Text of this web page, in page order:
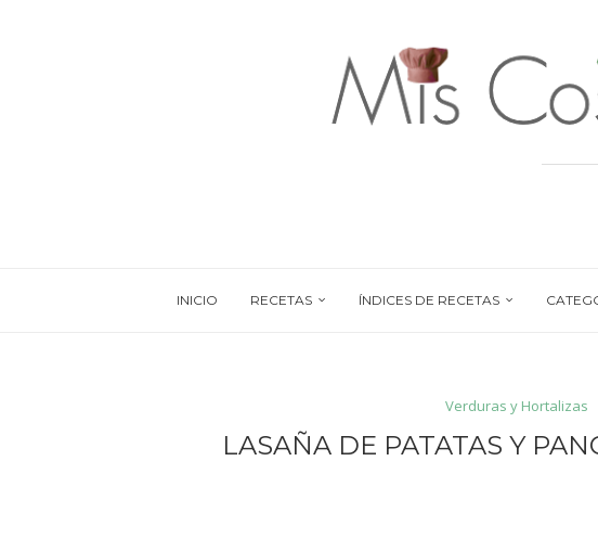
INICIO RECETAS ÍNDICES DE RECETAS
Verduras y Hortalizas
LASAÑA DE PATATAS Y